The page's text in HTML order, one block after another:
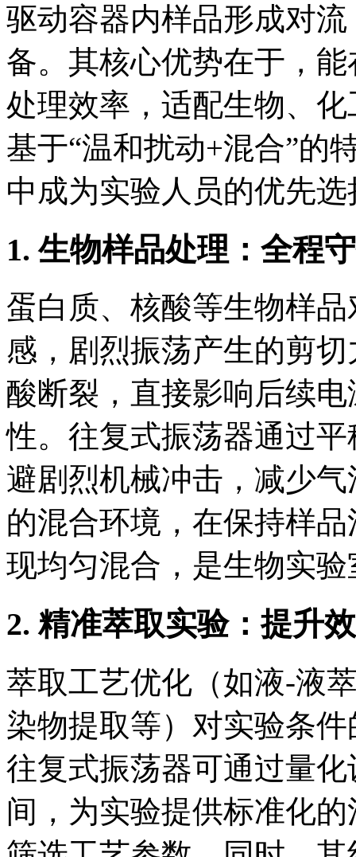
驱动容器内样品形成对
备。其核心优势在于，
处理效率，适配生物、
基于“温和扰动+混合”的
中成为实验人员的优先选
1. 生物样品处理：全程
蛋白质、核酸等生物样
感，剧烈振荡产生的剪
酸断裂，直接影响后续
性。往复式振荡器通过
避剧烈机械冲击，减少
的混合环境，在保持样
现均匀混合，是生物实
2. 精准萃取实验：提升
萃取工艺优化（如液-液
染物提取等）对实验条
往复式振荡器可通过量
间，为实验提供标准化